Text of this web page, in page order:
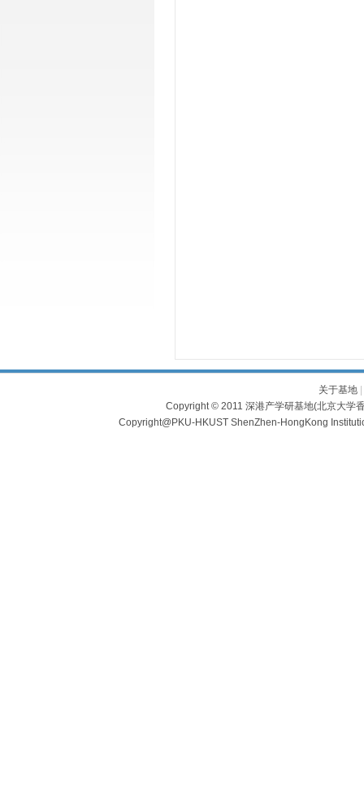
关于基地|
Copyright © 2011 深港产学研基地(北京大学
Copyright@PKU-HKUST ShenZhen-HongKong